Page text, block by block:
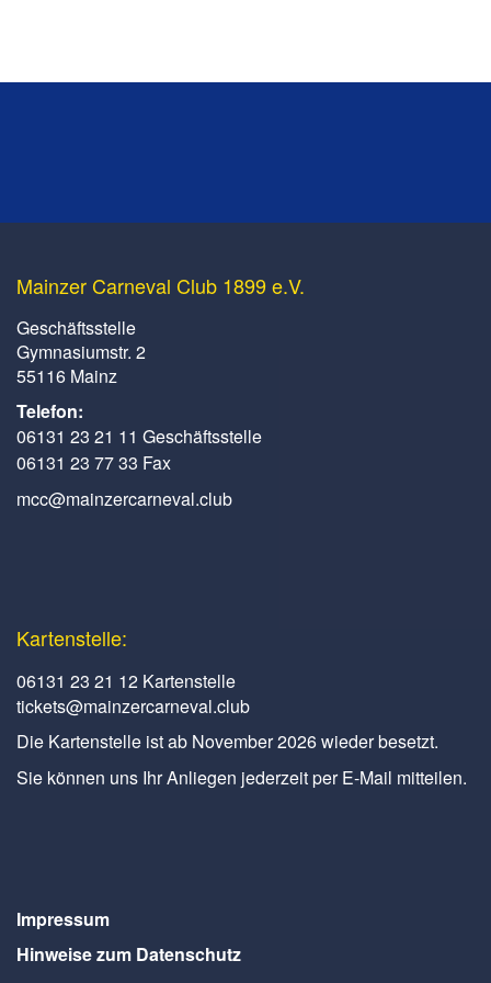
Mainzer Carneval Club 1899 e.V.
Geschäftsstelle
Gymnasiumstr. 2
55116 Mainz
Telefon:
06131 23 21 11 Geschäftsstelle
06131 23 77 33 Fax
mcc@mainzercarneval.club
Kartenstelle:
06131 23 21 12 Kartenstelle
tickets@mainzercarneval.club
Die Kartenstelle ist ab November 2026 wieder besetzt.
Sie können uns Ihr Anliegen jederzeit per E-Mail mitteilen.
Impressum
Hinweise zum Datenschutz